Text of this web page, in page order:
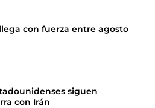
con fuerza entre agosto
siguen
con Irán